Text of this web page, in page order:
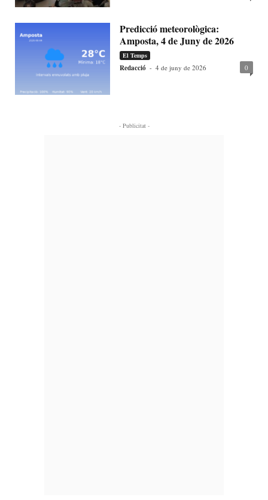
Predicció meteorològica:
Amposta, 4 de Juny de 2026
El Temps
Redacció - 4 de juny de 2026 0
- Publicitat -